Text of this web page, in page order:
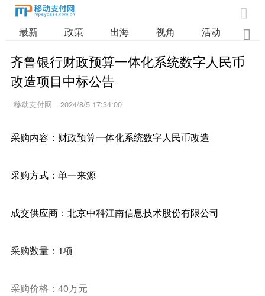

最新 政策 出海 视角 活动 业

齐鲁银行财政预算一体化系统数字人民币
改造项目中标公告
移动支付网 2024/8/5 17:34:00
采购内容：财政预算一体化系统数字人民币改造
采购方式：单一来源
成交供应商：北京中科江南信息技术股份有限公司
采购数量：1项
采购价格：40万元